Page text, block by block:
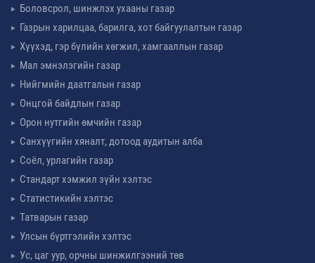
Боловсрол, шинжлэх ухааны газар
Газрын харилцаа, барилга, хот байгуулалтын газар
Хүүхэд, гэр бүлийн хөгжил, хамгааллын газар
Мал эмнэлэгийн газар
Нийгмийн даатгалын газар
Онцгой байдлын газар
Орон нутгийн өмчийн газар
Санхүүгийн хяналт, дотоод аудитын алба
Соёл, урлагийн газар
Стандарт хэмжил зүйн хэлтэс
Статистикийн хэлтэс
Татварын газар
Улсын бүртгэлийн хэлтэс
Ус, цаг уур, орчны шинжилгээний төв